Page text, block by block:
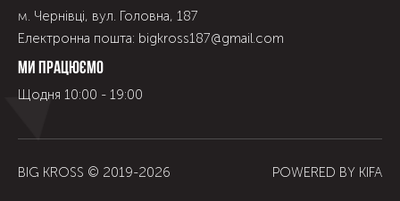
м. Чернівці, вул. Головна, 187
Електронна пошта: bigkross187@gmail.com
Ми працюємо
Щодня 10:00 - 19:00
BIG KROSS © 2019-2026 POWERED BY KIFA